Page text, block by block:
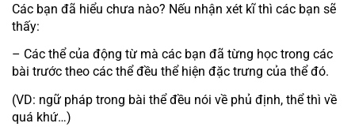
Các bạn đã hiểu chưa nào? Nếu nhận xét kĩ thì các bạn sẽ
thấy:
– Các thể của động từ mà các bạn đã từng học trong các
bài trước theo các thể đều thể hiện đặc trưng của thể đó.
(VD: ngữ pháp trong bài thể đều nói về phủ định, thể thì về
quá khứ…)